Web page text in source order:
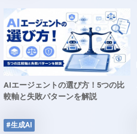
AIエージェントの選び方！5つの比
較軸と失敗パターンを解説
#生成AI